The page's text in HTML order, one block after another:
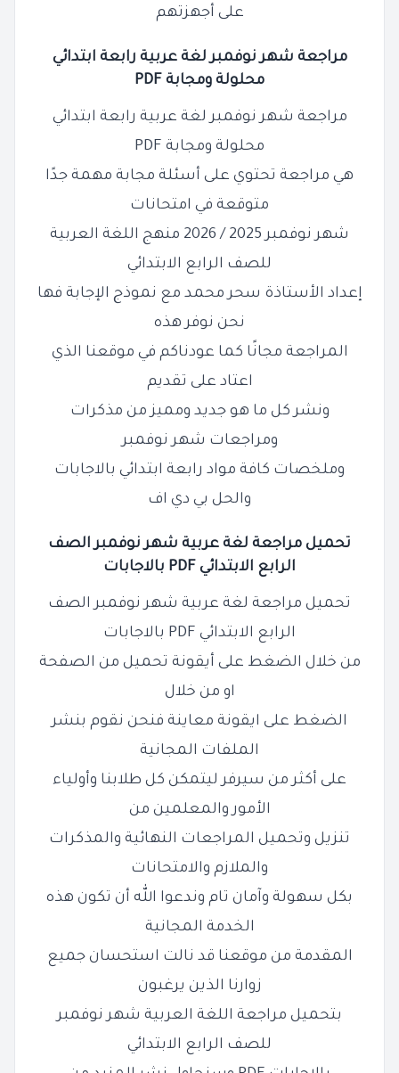
على أجهزتهم
مراجعة شهر نوفمبر لغة عربية رابعة ابتدائي
محلولة ومجابة PDF
مراجعة شهر نوفمبر لغة عربية رابعة ابتدائي
محلولة ومجابة PDF
هي مراجعة تحتوي على أسئلة مجابة مهمة جدًا
متوقعة في امتحانات
شهر نوفمبر 2025 / 2026 منهج اللغة العربية
للصف الرابع الابتدائي
إعداد الأستاذة سحر محمد مع نموذج الإجابة فها
نحن نوفر هذه
المراجعة مجانًا كما عودناكم في موقعنا الذي
اعتاد على تقديم
ونشر كل ما هو جديد ومميز من مذكرات
ومراجعات شهر نوفمبر
وملخصات كافة مواد رابعة ابتدائي بالاجابات
والحل بي دي اف
تحميل مراجعة لغة عربية شهر نوفمبر الصف
الرابع الابتدائي PDF بالاجابات
تحميل مراجعة لغة عربية شهر نوفمبر الصف
الرابع الابتدائي PDF بالاجابات
من خلال الضغط على أيقونة تحميل من الصفحة
او من خلال
الضغط على ايقونة معاينة فنحن نقوم بنشر
الملفات المجانية
على أكثر من سيرفر ليتمكن كل طلابنا وأولياء
الأمور والمعلمين من
تنزيل وتحميل المراجعات النهائية والمذكرات
والملازم والامتحانات
بكل سهولة وآمان تام وندعوا الله أن تكون هذه
الخدمة المجانية
المقدمة من موقعنا قد نالت استحسان جميع
زوارنا الذين يرغبون
بتحميل مراجعة اللغة العربية شهر نوفمبر
للصف الرابع الابتدائي